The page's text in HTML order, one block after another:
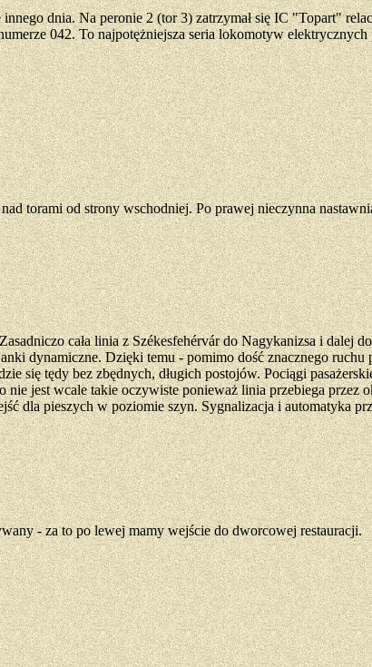
dnia. Na peronie 2 (tor 3) zatrzymał się IC "Topart"
042. To najpotężniejsza seria lokomotyw
torami od strony wschodniej. Po prawej nieczynna
cała linia z Székesfehérvár do Nagykanizsa i dalej
dynamiczne. Dzięki temu - pomimo dość znacznego ruchu
się tędy bez zbędnych, długich postojów. Pociągi
nie jest wcale takie oczywiste ponieważ linia przebiega przez
dla pieszych w poziomie szyn. Sygnalizacja i automatyka
- za to po lewej mamy wejście do dworcowej restauracji.